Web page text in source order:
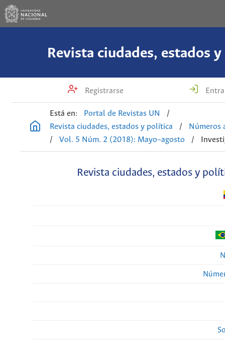
Revista ciudades, estados
Registrarse
Está en: Portal de Revistas UN
/
Revista ciudades, estados y política
/
Números
/
Vol. 5 Núm. 2 (2018): Mayo–agosto /
Revista ciudades, estados y